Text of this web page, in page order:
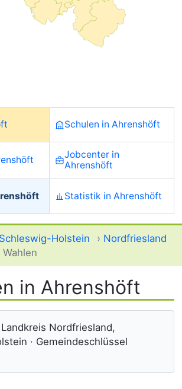
Schulen in Ahrenshöft
Jobcenter in
Ahrenshöft
Statistik in Ahrenshöft
Schleswig-Holstein › Nordfriesland
Wahlen
in Ahrenshöft
Nordfriesland,
· Gemeindeschlüssel